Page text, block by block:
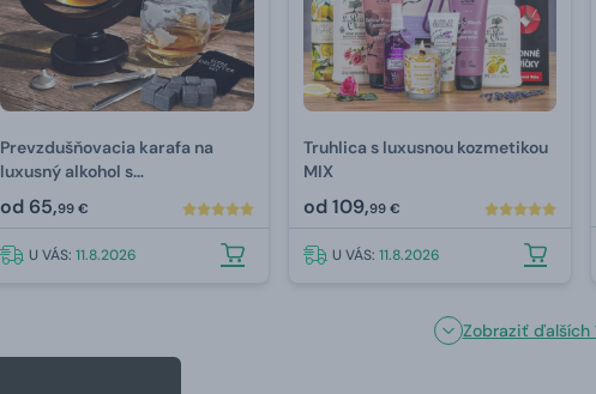
Prevzdušňovacia karafa na
luxusný alkohol s
príslušenstvom 850 ml
od 65,99 €
U VÁS: 11.8.2026
Truhlica s luxusnou kozmetikou
MIX
od109,99 €
U VÁS: 11.8.2026
Zobraziť ďalších